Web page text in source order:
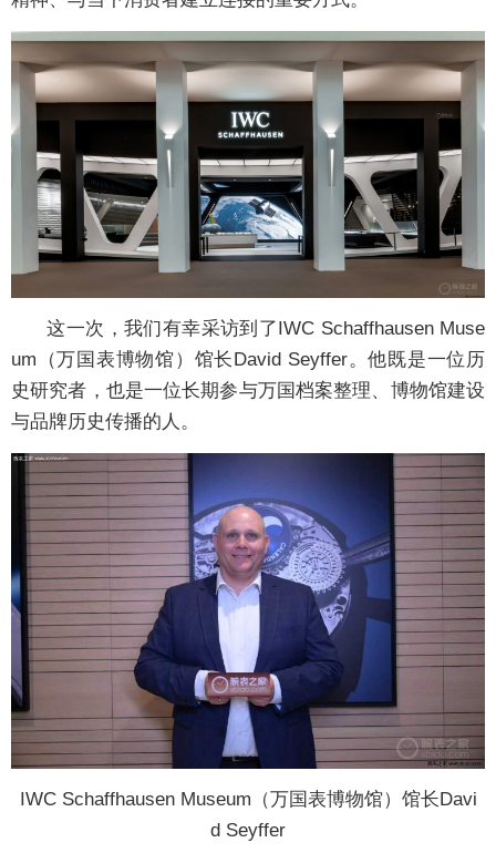
这一次，我们有幸采访到了IWC Schaffhausen Muse
um（万国表博物馆）馆长David Seyffer。他既是一位历
史研究者，也是一位长期参与万国档案整理、博物馆建设
与品牌历史传播的人。
IWC Schaffhausen Museum（万国表博物馆）馆长Davi
d Seyffer